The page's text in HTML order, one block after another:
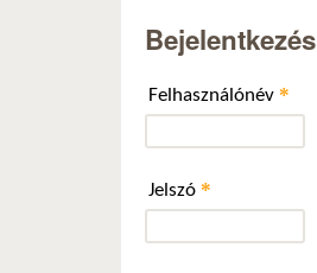
Bejelentkezés
Felhasználónév *
Jelszó *